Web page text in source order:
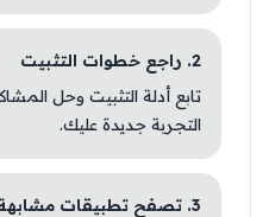
2. راجع خطوات التثبيت
تابع أدلة التثبيت وحل
التجربة جديدة عليك.
3. تصفح تطبيقات مشابهة